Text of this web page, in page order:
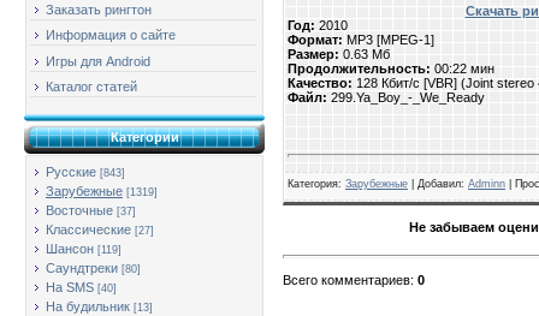
Заказать рингтон
Информация о сайте
Игры для Android
Каталог статей
Категории
Русские [843]
Зарубежные [1319]
Восточные [37]
Классические [27]
Шансон [119]
Саундтреки [80]
На SMS [40]
На будильник [13]
Скачать
Год: 2010
Формат: MP3 [MPEG-1]
Размер: 0.63 Мб
Продолжительность: 00:22 мин
Качество: 128 Кбит/с [VBR] (Joint stereo
Файл: 299.Ya_Boy_-_We_Ready
Категория: Зарубежные | Добавил: Adminn
Не забываем
Всего комментариев: 0